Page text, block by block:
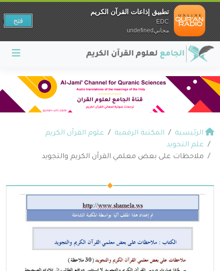
الرئيسية المكتبة الرقمية
علوم القرآن الكريم
علم التجويد
ملاحظات على بعض معلمي القرآن الكريم والتجويد
تطبيق إذاعات القرآن الكريم
EDC
مجانيundefined
فتح